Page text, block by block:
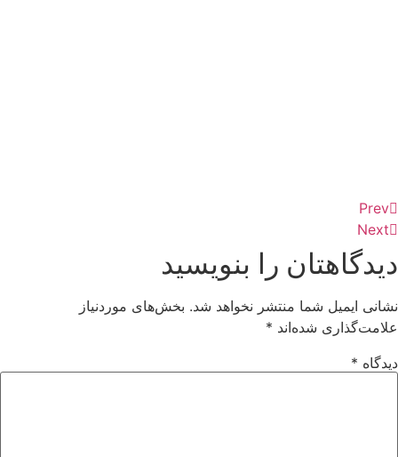
Prev
Next
دیدگاهتان را بنویسید
نشانی ایمیل شما منتشر نخواهد شد. بخش‌های موردنیاز
علامت‌گذاری شده‌اند *
دیدگاه *